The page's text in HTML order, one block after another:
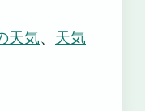
天気、 天気